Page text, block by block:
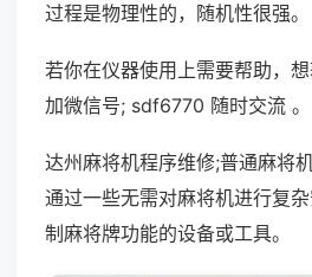
过程是物理性的，随机性很强。
若你在仪器使用上需要帮助，
加微信号; sdf6770 随时交流 。
达州麻将机程序维修;普通麻将
通过一些无需对麻将机进行复
制麻将牌功能的设备或工具。